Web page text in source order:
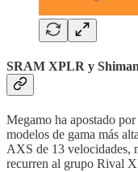
SRAM XPLR y
Megamo ha apostado
modelos de gama más
AXS de 13 velocidades,
recurren al grupo Rival